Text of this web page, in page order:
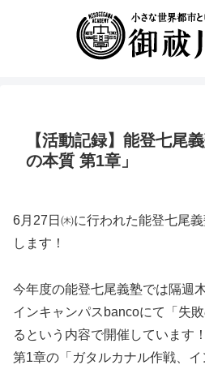
【活動記録】能登七尾
の本質 第1章」
6月27日㈭に行われた能登七尾
します！
今年度の能登七尾義塾では隔週
インキャンパスbancoにて「失
るという内容で開催しています
第1章の「ガタルカナル作戦、